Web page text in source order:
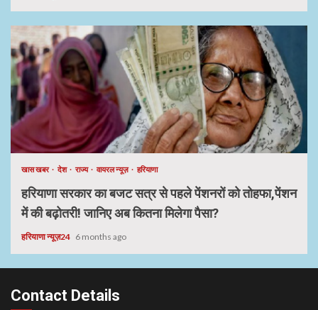
खास खबर देश राज्य वायरल न्यूज़ हरियाणा
हरियाणा सरकार का बजट सत्र से पहले पेंशनरों को तोहफा,पेंशन
में की बढ़ोतरी! जानिए अब कितना मिलेगा पैसा?
हरियाणा न्यूज़24 6 months ago
Contact Details